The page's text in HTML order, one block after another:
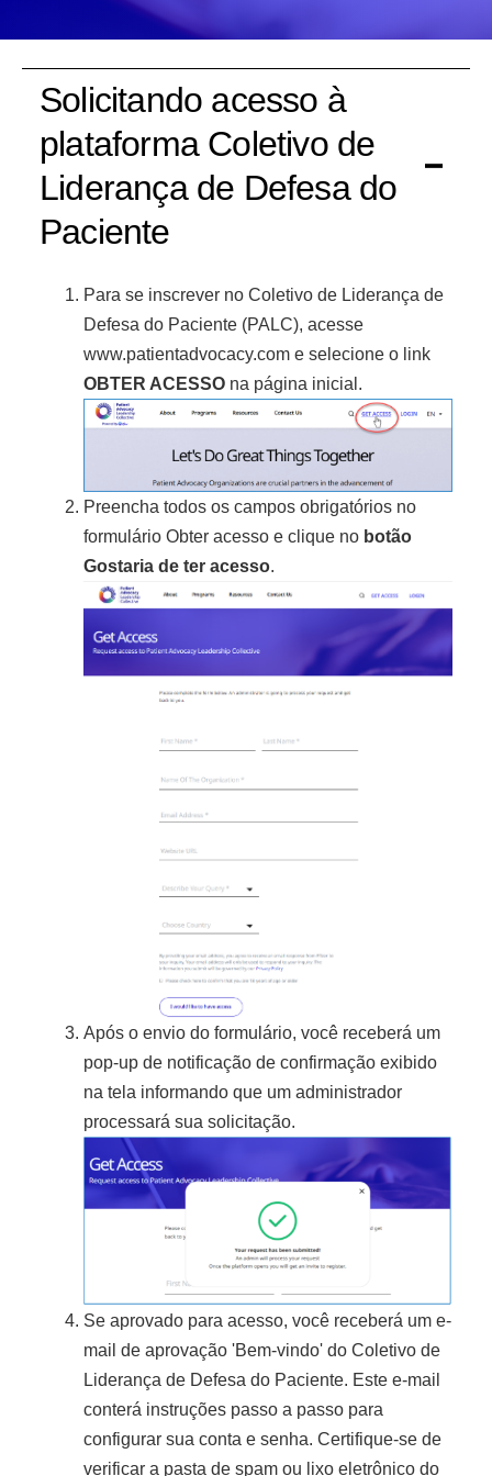
s
Solicitando acesso à
plataforma Coletivo de
Liderança de Defesa do
Paciente
Para se inscrever no Coletivo de Liderança de
Defesa do Paciente (PALC), acesse
www.patientadvocacy.com e selecione o link
OBTER ACESSO na página inicial.
Preencha todos os campos obrigatórios no
formulário Obter acesso e clique no botão
Gostaria de ter acesso.
Após o envio do formulário, você receberá um
pop-up de notificação de confirmação exibido
na tela informando que um administrador
processará sua solicitação.
Se aprovado para acesso, você receberá um e-
mail de aprovação 'Bem-vindo' do Coletivo de
Liderança de Defesa do Paciente. Este e-mail
conterá instruções passo a passo para
configurar sua conta e senha. Certifique-se de
verificar a pasta de spam ou lixo eletrônico do